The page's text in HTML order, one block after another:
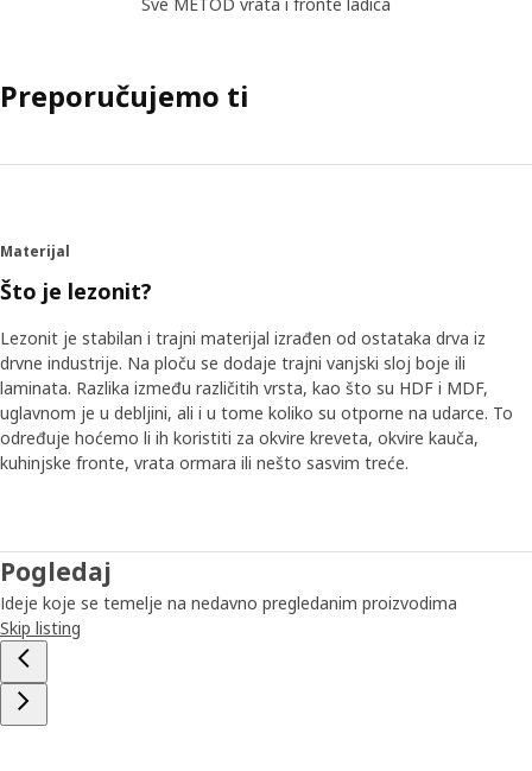
Sve METOD vrata i fronte ladica
Preporučujemo ti
Materijal
Što je lezonit?
Lezonit je stabilan i trajni materijal izrađen od ostataka drva iz
drvne industrije. Na ploču se dodaje trajni vanjski sloj boje ili
laminata. Razlika između različitih vrsta, kao što su HDF i MDF,
uglavnom je u debljini, ali i u tome koliko su otporne na udarce. To
određuje hoćemo li ih koristiti za okvire kreveta, okvire kauča,
kuhinjske fronte, vrata ormara ili nešto sasvim treće.
Pogledaj
Ideje koje se temelje na nedavno pregledanim proizvodima
Skip listing